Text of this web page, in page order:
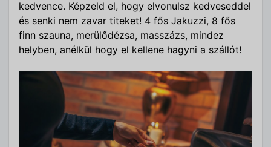
kedvence. Képzeld el, hogy elvonulsz kedveseddel
és senki nem zavar titeket! 4 fős Jakuzzi, 8 fős
finn szauna, merülődézsa, masszázs, mindez
helyben, anélkül hogy el kellene hagyni a szállót!